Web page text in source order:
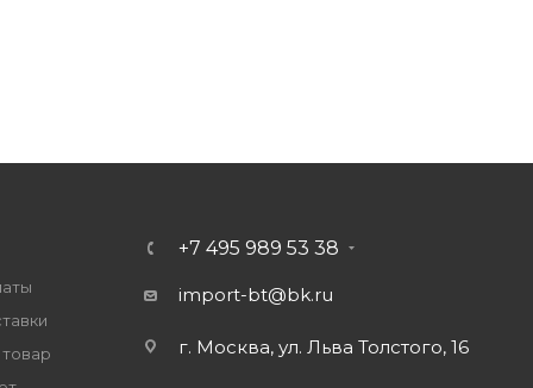
+7 495 989 53 38
import-bt@bk.ru
г. Москва, ул. Льва Толстого, 16